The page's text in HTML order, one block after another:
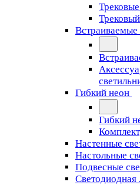
Встраиваемые
Гибкий неон
Гибкий
Настенные
Настольные
Подвесные
Светодиодная